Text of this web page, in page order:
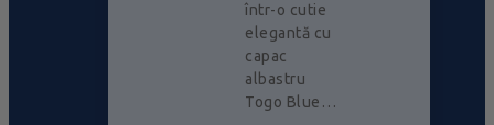
într-o cutie
elegantă cu
capac
albastru
Togo Blue…